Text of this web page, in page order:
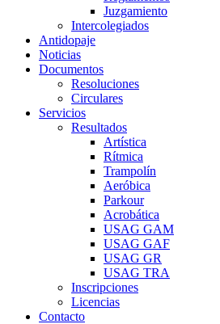
Juzgamiento
Intercolegiados
Antidopaje
Noticias
Documentos
Resoluciones
Circulares
Servicios
Resultados
Artística
Rítmica
Trampolín
Aeróbica
Parkour
Acrobática
USAG GAM
USAG GAF
USAG GR
USAG TRA
Inscripciones
Licencias
Contacto